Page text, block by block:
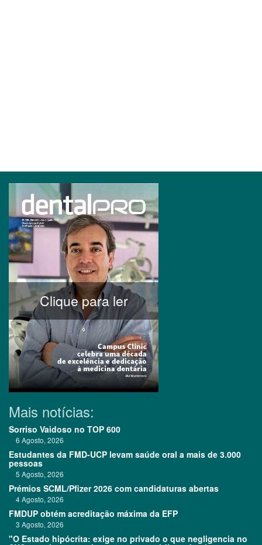
Clique para ler
Mais notícias:
Sorriso Vaidoso no TOP 600
6 Agosto, 2026
Estudantes da FMD-UCP levam saúde oral a mais de 3.000
pessoas
5 Agosto, 2026
Prémios SCML/Pfizer 2026 com candidaturas abertas
4 Agosto, 2026
FMDUP obtém acreditação máxima da EFP
3 Agosto, 2026
"O Estado hipócrita: exige no privado o que negligencia no